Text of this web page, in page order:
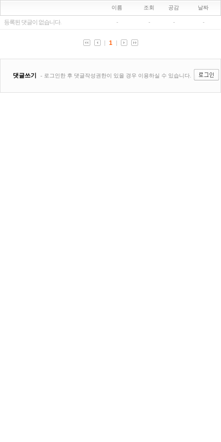
이름 조회 공감 날짜
등록된 댓글이 없습니다. - - - -
1
댓글쓰기 - 로그인한 후 댓글작성권한이 있을 경우 이용하실 수 있습니다.